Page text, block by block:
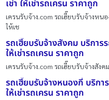
เช่า ให้เช่ารถเครน ราคาถูก
เครนรับจ้าง.com รถเฮี๊ยบรับจ้างหน
ให้เช
รถเฮี๊ยบรับจ้างสังคม บริการ
ให้เช่ารถเครน ราคาถูก
เครนรับจ้าง.com รถเฮี๊ยบรับจ้างสังค
รถเฮี๊ยบรับจ้างหนองกี่ บริกา
ให้เช่ารถเครน ราคาถูก